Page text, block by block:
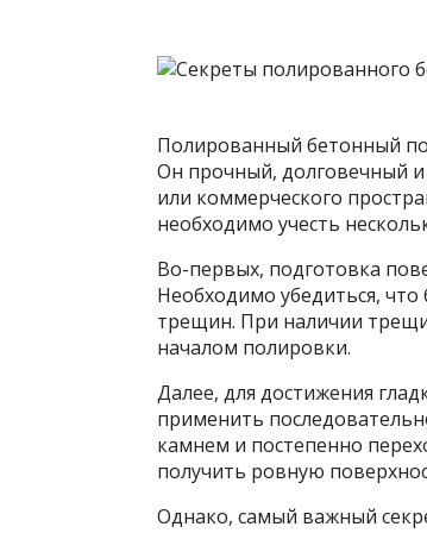
Полированный бетонный
Он прочный, долговечный и
или коммерческого
необходимо учесть
Во-первых, подготовка
Необходимо убедиться,
трещин. При наличии
началом полировки.
Далее, для достижения
применить
камнем и постепенно
получить ровную
Однако, самый важный